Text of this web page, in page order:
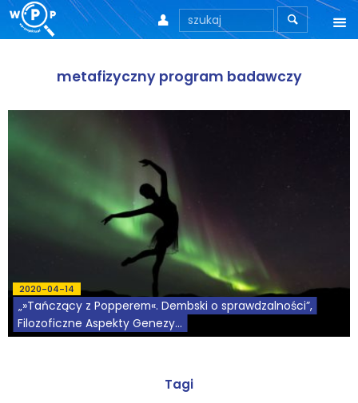

Aktualności
Teksty
Wprowadzenie
Krytyka teorii ID
Wybór tekstów
 
metafizyczny program badawczy
2020-04-14
„»Tańczący z Popperem«. Dembski o sprawdzalności”,
Filozoficzne Aspekty Genezy...
Tagi